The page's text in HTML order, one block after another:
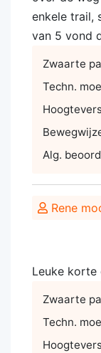
enkele trail,
van 5 vond
Zwaarte
Techn.
Alg.
Rene
Leuke korte
Zwaarte
Techn.